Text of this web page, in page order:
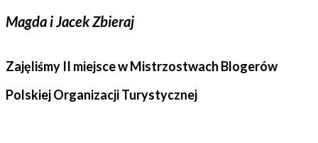
Magda i Jacek Zbieraj
Zajęliśmy II miejsce w Mistrzostwach Blogerów
Polskiej Organizacji Turystycznej